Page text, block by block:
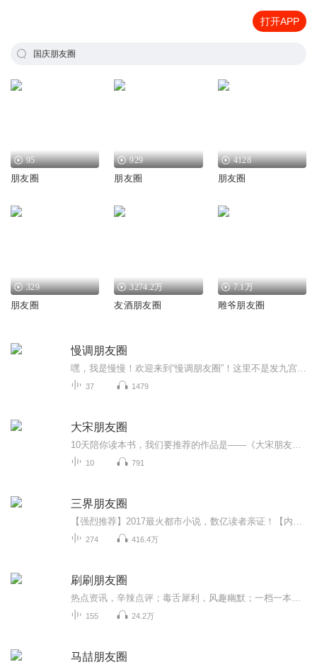
打开APP
国庆朋友圈
95
朋友圈
929
朋友圈
4128
朋友圈
329
朋友圈
3274.2万
友酒朋友圈
7.1万
雕爷朋友圈
慢调朋友圈
37 1479
大宋朋友圈
10 791
三界朋友圈
274 416.4万
刷刷朋友圈
155 24.2万
马喆朋友圈